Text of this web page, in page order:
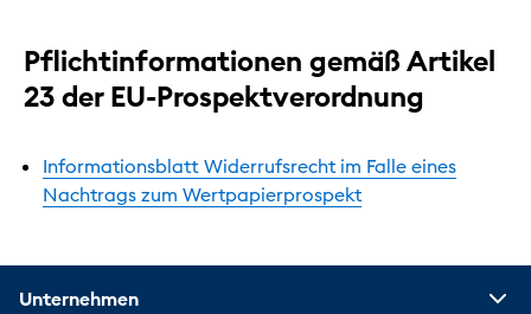
Pflichtinformationen gemäß Artikel
23 der EU-Prospektverordnung
Informationsblatt Widerrufsrecht im Falle eines
Nachtrags zum Wertpapierprospekt
Unternehmen